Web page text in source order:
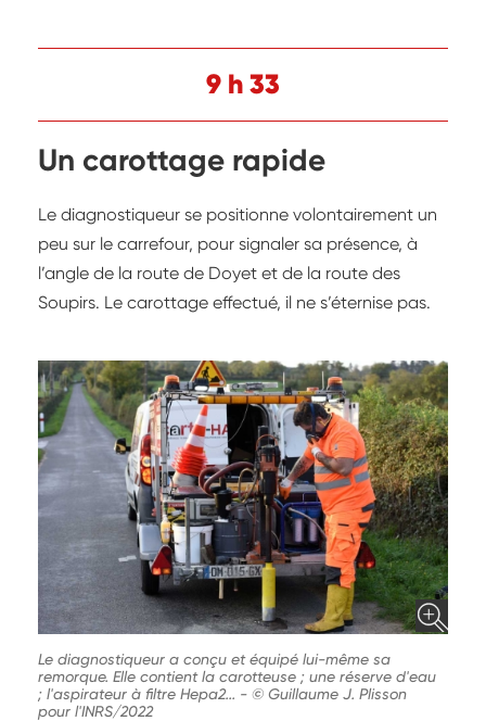
9 h 33
Un carottage rapide
Le diagnostiqueur se positionne volontairement un
peu sur le carrefour, pour signaler sa présence, à
l’angle de la route de Doyet et de la route des
Soupirs. Le carottage effectué, il ne s’éternise pas.
Le diagnostiqueur a conçu et équipé lui-même sa
remorque. Elle contient la carotteuse ; une réserve d'eau
; l'aspirateur à filtre Hepa2... - © Guillaume J. Plisson
pour l'INRS/2022